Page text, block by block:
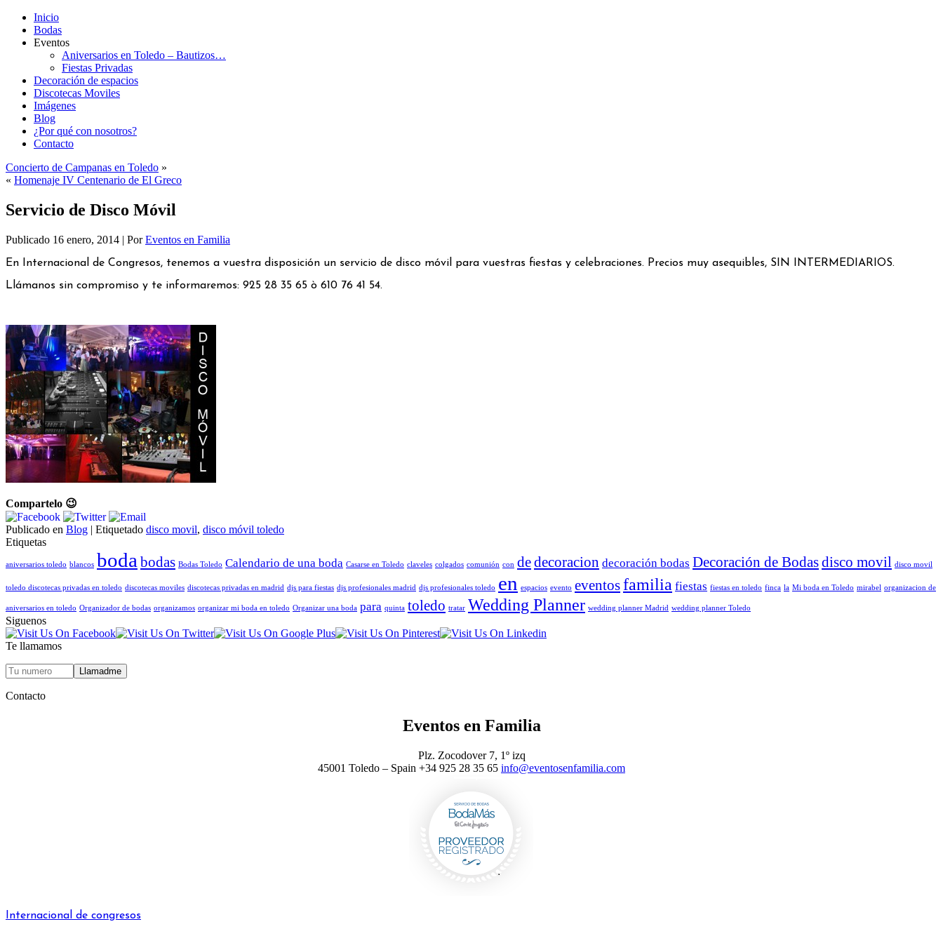
Inicio
Bodas
Eventos
Aniversarios en Toledo – Bautizos…
Fiestas Privadas
Decoración de espacios
Discotecas Moviles
Imágenes
Blog
¿Por qué con nosotros?
Contacto
Concierto de Campanas en Toledo »
« Homenaje IV Centenario de El Greco
Servicio de Disco Móvil
Publicado 16 enero, 2014 | Por Eventos en Familia
En Internacional de Congresos, tenemos a vuestra disposición un servicio de disco móvil para vuestras fiestas y celebraciones. Precios muy asequibles, SIN INTERMEDIARIOS.
Llámanos sin compromiso y te informaremos: 925 28 35 65 ò 610 76 41 54.
Compartelo 😉
Publicado en Blog | Etiquetado disco movil, disco móvil toledo
Etiquetas
aniversarios toledo blancos boda bodas Bodas Toledo Calendario de una boda Casarse en Toledo claveles colgados comunión con dedecoracion decoración bodas Decoración de Bodasdisco movil disco movil
toledo discotecas privadas en toledo discotecas moviles discotecas privadas en madrid djs para fiestas djs profesionales madrid djs profesionales toledo en espacios evento eventosfamilia fiestas fiestas en toledo finca la Mi boda en Toledo mirabel organizacion de
aniversarios en toledo Organizador de bodas organizamos organizar mi boda en toledo Organizar una boda para quinta toledo tratar Wedding Planner wedding planner Madrid wedding planner Toledo
Siguenos
Te llamamos
Contacto
Eventos en Familia
Plz. Zocodover 7, 1º izq
45001 Toledo – Spain +34 925 28 35 65 info@eventosenfamilia.com
Internacional de congresos